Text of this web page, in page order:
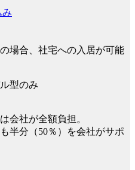
み
場合、社宅への入居が可能
型のみ
会社が全額負担。
半分（50％）を会社がサポ